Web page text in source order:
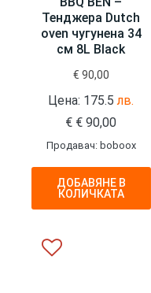
Тенджера Dutch
oven чугунена 34
см 8L Black
€ 90,00
Цена: 175.5лв.
€ € 90,00
Продавач: boboox
ДОБАВЯНЕ В
КОЛИЧКАТА